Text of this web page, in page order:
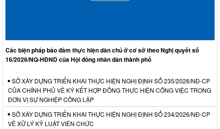
Các biện pháp bảo đảm thực hiện dân chủ ở cơ sở theo Nghị quyết số
16/2026/NQ-HĐND của Hội đồng nhân dân thành phố
SỞ XÂY DỰNG TRIỂN KHAI THỰC HIỆN NGHỊ ĐỊNH SỐ 235/2026/NĐ-CP
CỦA CHÍNH PHỦ VỀ KÝ KẾT HỢP ĐỒNG THỰC HIỆN CÔNG VIỆC TRONG
ĐƠN VỊ SỰ NGHIỆP CÔNG LẬP
SỞ XÂY DỰNG TRIỂN KHAI THỰC HIỆN NGHỊ ĐỊNH SỐ 234/2026/NĐ-CP
VỀ XỬ LÝ KỶ LUẬT VIÊN CHỨC